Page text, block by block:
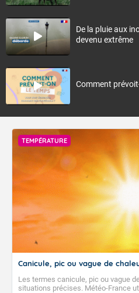
De la pluie aux
devenu extrême
Comment
TEMPÉRATURE
Canicule, pic ou vague de
Les termes canicule, pic ou vague
situations précises. Météo-France